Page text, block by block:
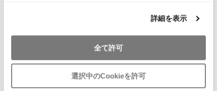
詳細を表示
全て許可
選択中のCookieを許可
- FEEDBACK -
oly / Aug 7 2026
COUNTRY: Australia
Y's Linen Nylon Knit Vest Grey 3